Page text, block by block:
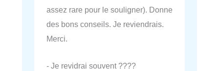
assez rare pour le souligner). Donne
des bons conseils. Je reviendrais.
Merci.
- Je revidrai souvent ????